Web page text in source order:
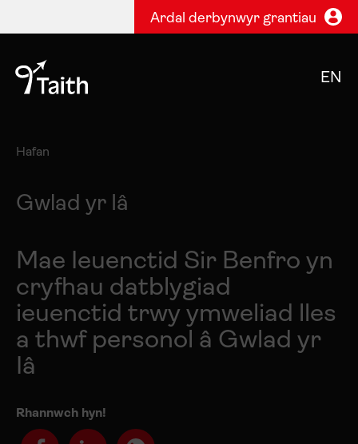
Ardal derbynwyr grantiau
EN
Hafan
Gwlad yr Iâ
Mae Ieuenctid Sir Benfro yn
cryfhau datblygiad
ieuenctid trwy ymweliad lles
a thwf personol â Gwlad yr
Iâ
Rhannwch hyn!